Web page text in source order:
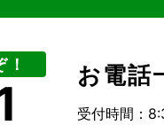
お電話
受付時間：